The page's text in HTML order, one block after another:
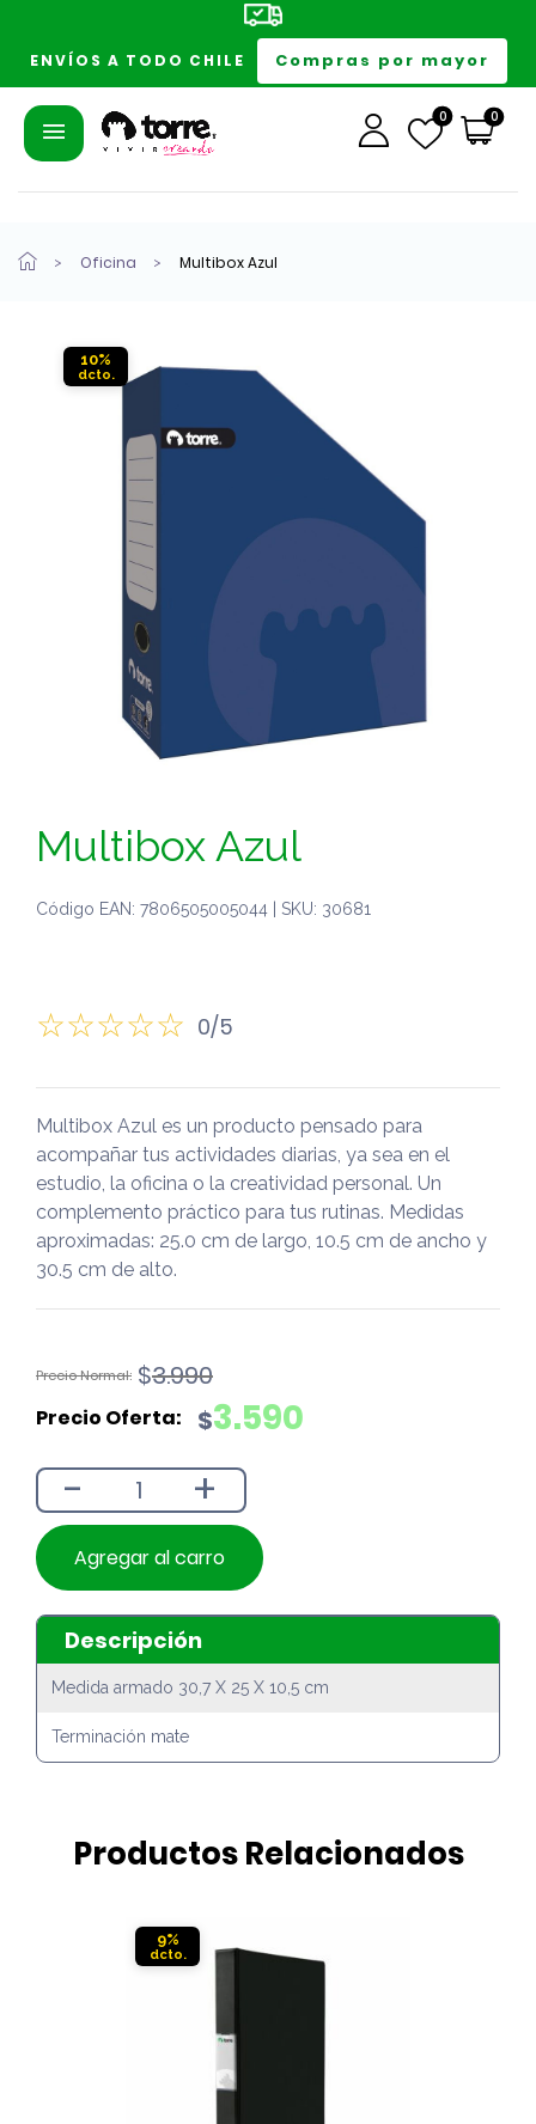
ENVÍOS A TODO CHILE Compras por mayor
0 0
Oficina Multibox Azul
10%
Multibox Azul
Código EAN: 7806505005044 | SKU: 30681
0/5
Multibox Azul es un producto pensado para
acompañar tus actividades diarias, ya sea en el
estudio, la oficina o la creatividad personal. Un
complemento práctico para tus rutinas. Medidas
aproximadas: 25.0 cm de largo, 10.5 cm de ancho y
30.5 cm de alto.
$3.990
El
original
$3.990.
$3.590
El
actual
$3.590.
- +
Agregar al carro
Descripción
Medida armado 30,7 X 25 X 10,5 cm
Terminación mate
Productos Relacionados
9%